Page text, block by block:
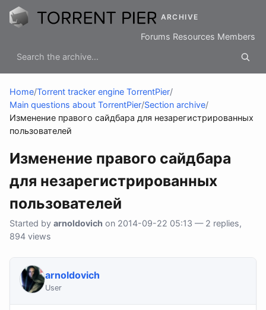
ARCHIVE
Forums Resources Members
Home/Torrent tracker engine TorrentPier/
Main questions about TorrentPier/Section archive/
Изменение правого сайдбара для незарегистрированных
пользователей
Изменение правого сайдбара
для незарегистрированных
пользователей
Started by arnoldovich on 2014-09-22 05:13 — 2 replies,
894 views
arnoldovich
User